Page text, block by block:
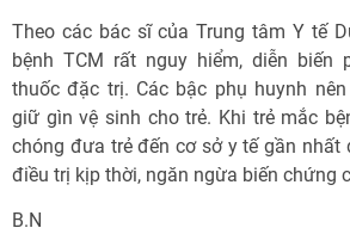
Theo các bác sĩ của Trung tâm Y tế
bệnh TCM rất nguy hiểm, diễn biến
thuốc đặc trị. Các bậc phụ huynh
giữ gìn vệ sinh cho trẻ. Khi trẻ mắc
chóng đưa trẻ đến cơ sở y tế gần nhất
điều trị kịp thời, ngăn ngừa biến chứng
B.N